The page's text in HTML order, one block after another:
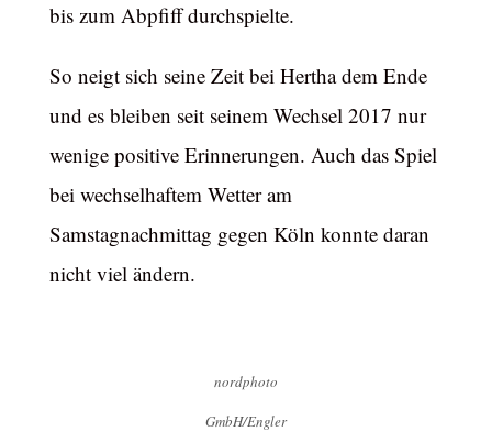
bis zum Abpfiff durchspielte.
So neigt sich seine Zeit bei Hertha dem Ende
und es bleiben seit seinem Wechsel 2017 nur
wenige positive Erinnerungen. Auch das Spiel
bei wechselhaftem Wetter am
Samstagnachmittag gegen Köln konnte daran
nicht viel ändern.
nordphoto
GmbH/Engler